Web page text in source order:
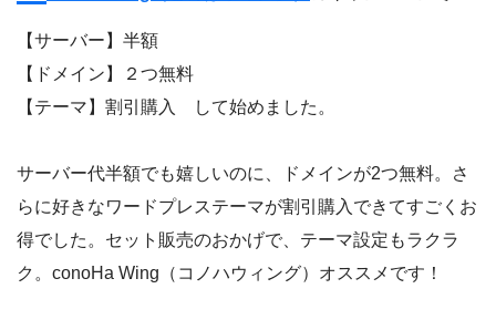
【サーバー】半額
【ドメイン】２つ無料
【テーマ】割引購入 して始めました。
サーバー代半額でも嬉しいのに、ドメインが2つ無料。さ
らに好きなワードプレステーマが割引購入できてすごくお
得でした。セット販売のおかげで、テーマ設定もラクラ
ク。conoHa Wing（コノハウィング）オススメです！